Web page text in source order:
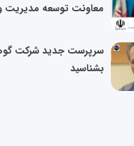
معاونت توسعه مدیریت
سرپرست جدید شرکت
بشناسید